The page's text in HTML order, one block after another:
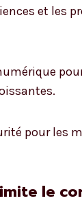
et les
pour les
le